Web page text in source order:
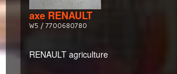
axe RENAULT
W5 / 7700680780
RENAULT agriculture